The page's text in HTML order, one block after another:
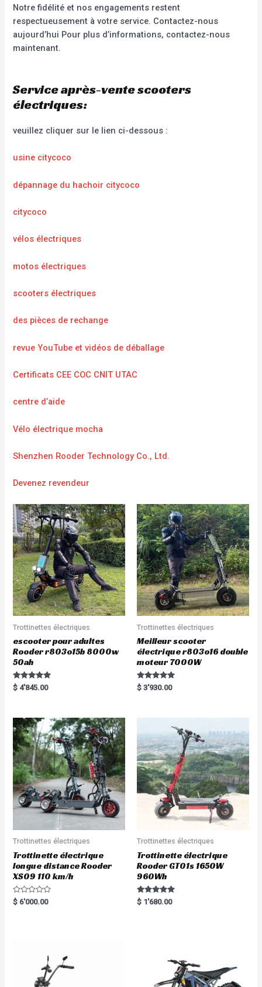
Notre fidélité et nos engagements restent
respectueusement à votre service. Contactez-nous
aujourd’hui Pour plus d’informations, contactez-nous
maintenant.
Service après-vente scooters
électriques:
veuillez cliquer sur le lien ci-dessous :
usine citycoco
dépannage du hachoir citycoco
citycoco
vélos électriques
motos électriques
scooters électriques
des pièces de rechange
revue YouTube et vidéos de déballage
Certificats CEE COC CNIT UTAC
centre d’aide
Vélo électrique mocha
Shenzhen Rooder Technology Co., Ltd.
Devenez revendeur
Trottinettes électriques
escooter pour adultes
Rooder r803o15b 8000w
50ah
Rated
5.00
$ 4'845.00
Trottinettes électriques
Meilleur scooter
électrique r803o16 double
moteur 7000W
Rated
5.00
$ 3'930.00
Trottinettes électriques
Trottinette électrique
longue distance Rooder
XS09 110 km/h
R
a
$ 6'000.00
Trottinettes électriques
Trottinette électrique
Rooder GT01s 1650W
960Wh
Rated
5.00
$ 1'680.00